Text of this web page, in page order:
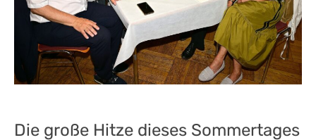
Die große Hitze dieses Sommertages